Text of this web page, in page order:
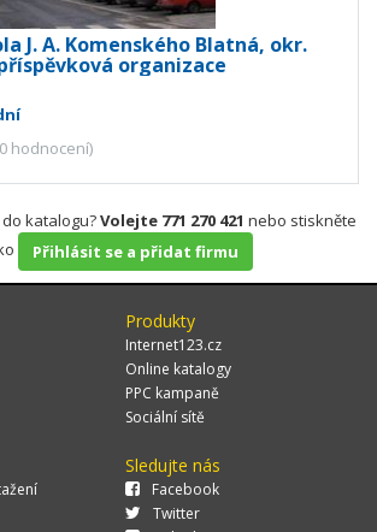
J. A. Komenského Blatná, okr.
organizace
0 hodnocení)
katalogu?Volejte 771 270 421 nebo stiskněte
Přihlásit se a přidat firmu
Produkty
Internet123.cz
Online katalogy
PPC kampaně
Sociální sítě
Sledujte nás
Facebook
Twitter